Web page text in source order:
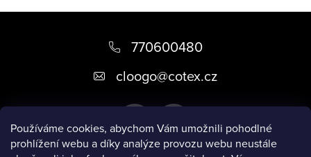
Používáme cookies, abychom Vám umožnili pohodlné
prohlížení webu a díky analýze provozu webu neustále
t
770600480
cloogo@cotex.cz